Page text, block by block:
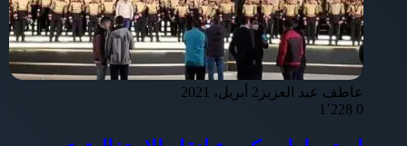
عاطف عبد العزيز 2 أبريل، 2021
0